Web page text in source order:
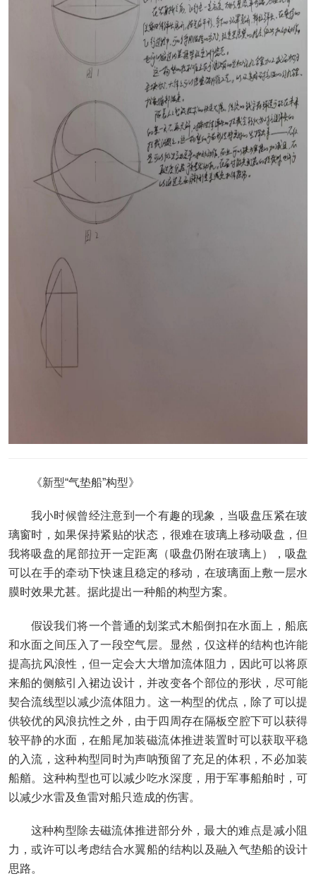
《新型“气垫船”构型》
我小时候曾经注意到一个有趣的现象，当吸盘压紧在玻
璃窗时，如果保持紧贴的状态，很难在玻璃上移动吸盘，但
我将吸盘的尾部拉开一定距离（吸盘仍附在玻璃上），吸盘
可以在手的牵动下快速且稳定的移动，在玻璃面上敷一层水
膜时效果尤甚。据此提出一种船的构型方案。
假设我们将一个普通的划桨式木船倒扣在水面上，船底
和水面之间压入了一段空气层。显然，仅这样的结构也许能
提高抗风浪性，但一定会大大增加流体阻力，因此可以将原
来船的侧舷引入裙边设计，并改变各个部位的形状，尽可能
契合流线型以减少流体阻力。这一构型的优点，除了可以提
供较优的风浪抗性之外，由于四周存在隔板空腔下可以获得
较平静的水面，在船尾加装磁流体推进装置时可以获取平稳
的入流，这种构型同时为声呐预留了充足的体积，不必加装
船艏。这种构型也可以减少吃水深度，用于军事船舶时，可
以减少水雷及鱼雷对船只造成的伤害。
这种构型除去磁流体推进部分外，最大的难点是减小阻
力，或许可以考虑结合水翼船的结构以及融入气垫船的设计
思路。